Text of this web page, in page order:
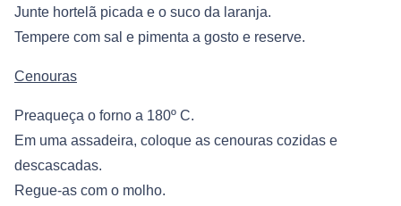
Junte hortelã picada e o suco da laranja.
Tempere com sal e pimenta a gosto e reserve.
Cenouras
Preaqueça o forno a 180º C.
Em uma assadeira, coloque as cenouras cozidas e
descascadas.
Regue-as com o molho.